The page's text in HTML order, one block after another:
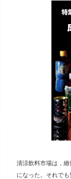
清涼飲料市場は，
になった。それで